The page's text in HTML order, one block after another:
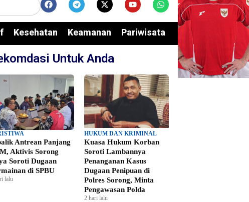
Kesehatan Keamanan Pariwisata Edukasi
Untuk Anda
Antrean Panjang
Aktivis Sorong
Soroti Dugaan
di SPBU
lalu
HUKUM DAN KRIMINAL
Kuasa Hukum Korban
Soroti Lambannya
Penanganan Kasus
Dugaan Penipuan di
Polres Sorong, Minta
Pengawasan Polda
2 hari lalu